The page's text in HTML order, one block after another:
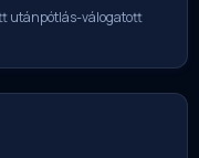
utánpótlás-válogatott